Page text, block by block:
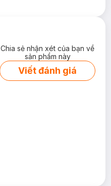
Chia sẻ nhận xét của bạn về
sản phẩm này
Viết đánh giá